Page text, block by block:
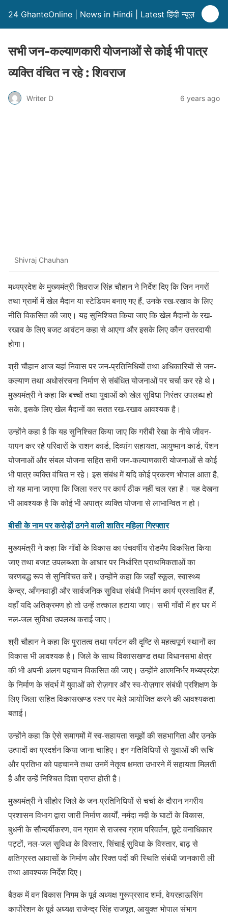
24 GhanteOnline | News in Hindi | Latest हिंदी न्यूज़
सभी जन-कल्याणकारी योजनाओं से कोई भी पात्र
व्यक्ति वंचित न रहे : शिवराज
Writer D 6 years ago
Shivraj Chauhan
मध्यप्रदेश के मुख्यमंत्री शिवराज सिंह चौहान ने निर्देश दिए कि जिन नगरों
तथा ग्रामों में खेल मैदान या स्टेडियम बनाए गए हैं, उनके रख-रखाव के लिए
नीति विकसित की जाए। यह सुनिश्चित किया जाए कि खेल मैदानों के रख-
रखाव के लिए बजट आवंटन कहा से आएगा और इसके लिए कौन उत्तरदायी
होगा।
श्री चौहान आज यहां निवास पर जन-प्रतिनिधियों तथा अधिकारियों से जन-
कल्याण तथा अधोसंरचना निर्माण से संबंधित योजनाओं पर चर्चा कर रहे थे।
मुख्यमंत्री ने कहा कि बच्चों तथा युवाओं को खेल सुविधा निरंतर उपलब्ध हो
सके, इसके लिए खेल मैदानों का सतत रख-रखाव आवश्यक है।
उन्होंने कहा है कि यह सुनिश्चित किया जाए कि गरीबी रेखा के नीचे जीवन-
यापन कर रहे परिवारों के राशन कार्ड, दिव्यांग सहायता, आयुष्मान कार्ड, पेंशन
योजनाओं और संबल योजना सहित सभी जन-कल्याणकारी योजनाओं से कोई
भी पात्र व्यक्ति वंचित न रहे। इस संबंध में यदि कोई प्रकरण भोपाल आता है,
तो यह माना जाएगा कि जिला स्तर पर कार्य ठीक नहीं चल रहा है। यह देखना
भी आवश्यक है कि कोई भी अपात्र व्यक्ति योजना से लाभान्वित न हो।
बीसी के नाम पर करोड़ों ठगने वाली शातिर महिला गिरफ्तार
मुख्यमंत्री ने कहा कि गाँवों के विकास का पंचवर्षीय रोडमैप विकसित किया
जाए तथा बजट उपलब्धता के आधार पर निर्धारित प्राथमिकताओं का
चरणबद्ध रूप से सुनिश्चित करें। उन्होंने कहा कि जहाँ स्कूल, स्वास्थ्य
केन्द्र, आँगनवाड़ी और सार्वजनिक सुविधा संबंधी निर्माण कार्य प्रस्तावित हैं,
वहाँ यदि अतिक्रमण हो तो उन्हें तत्काल हटाया जाए। सभी गाँवों में हर घर में
नल-जल सुविधा उपलब्ध कराई जाए।
श्री चौहान ने कहा कि पुरातत्व तथा पर्यटन की दृष्टि से महत्वपूर्ण स्थानों का
विकास भी आवश्यक है। जिले के साथ विकासखण्ड तथा विधानसभा क्षेत्र
की भी अपनी अलग पहचान विकसित की जाए। उन्होंने आत्मनिर्भर मध्यप्रदेश
के निर्माण के संदर्भ में युवाओं को रोज़गार और स्व-रोज़गार संबंधी प्रशिक्षण के
लिए जिला सहित विकासखण्ड स्तर पर मेले आयोजित करने की आवश्यकता
बताई।
उन्होंने कहा कि ऐसे समागमों में स्व-सहायता समूहों की सहभागिता और उनके
उत्पादों का प्रदर्शन किया जाना चाहिए। इन गतिविधियों से युवाओं की रूचि
और प्रतिभा को पहचानने तथा उनमें नेतृत्व क्षमता उभारने में सहायता मिलती
है और उन्हें निश्चित दिशा प्राप्त होती है।
मुख्यमंत्री ने सीहोर जिले के जन-प्रतिनिधियों से चर्चा के दौरान नगरीय
प्रशासन विभाग द्वारा जारी निर्माण कार्यों, नर्मदा नदी के घाटों के विकास,
बुधनी के सौन्दर्यीकरण, वन ग्राम से राजस्व ग्राम परिवर्तन, छूटे वनाधिकार
पट्टों, नल-जल सुविधा के विस्तार, सिंचाई सुविधा के विस्तार, बाढ़ से
क्षतिग्रस्त आवासों के निर्माण और रिक्त पदों की स्थिति संबंधी जानकारी ली
तथा आवश्यक निर्देश दिए।
बैठक में वन विकास निगम के पूर्व अध्यक्ष गुरूप्रसाद शर्मा, वेयरहाऊसिंग
कार्पोरेशन के पूर्व अध्यक्ष राजेन्द्र सिंह राजपूत, आयुक्त भोपाल संभाग